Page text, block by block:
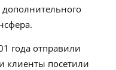
дополнительного
года отправили
клиенты посетили